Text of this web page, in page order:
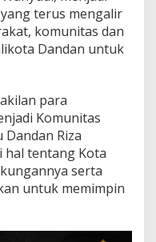
terus mengalir
komunitas dan
Dandan untuk
para
Komunitas
Riza
hal tentang Kota
serta
untuk memimpin